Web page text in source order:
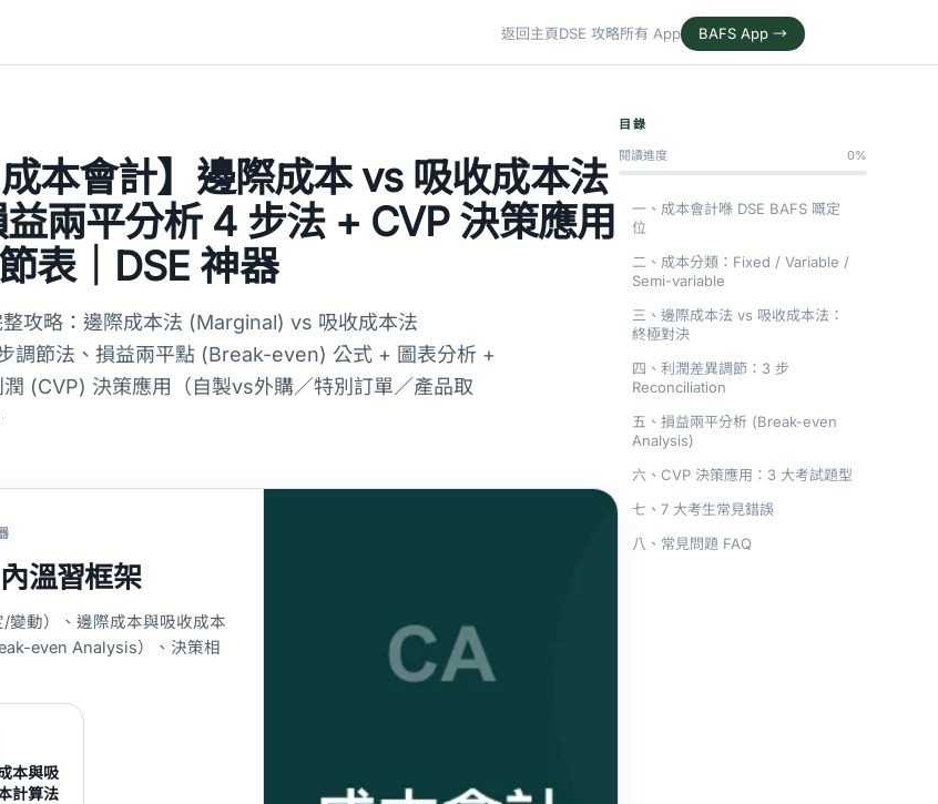
返回主頁DSE 攻略所有 App BAFS App →
成本會計】邊際成本 vs 吸收成本法
兩平分析 4 步法 + CVP 決策應用
表｜DSE 神器
攻略：邊際成本法 (Marginal) vs 吸收成本法
調節法、損益兩平點 (Break-even) 公式 + 圖表分析 +
(CVP) 決策應用（自製vs外購／特別訂單／產品取
溫習框架
變動）、邊際成本與吸收成本
even Analysis）、決策相
本與吸
計算法
目錄
閱讀進度
0%
一、成本會計喺 DSE BAFS 嘅定
位
二、成本分類：Fixed / Variable /
Semi-variable
三、邊際成本法 vs 吸收成本法：
終極對決
四、利潤差異調節：3 步
Reconciliation
五、損益兩平分析 (Break-even
Analysis)
六、CVP 決策應用：3 大考試題型
七、7 大考生常見錯誤
八、常見問題 FAQ